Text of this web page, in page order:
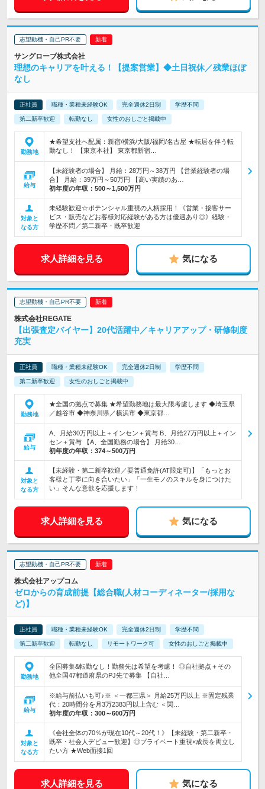
志望動機・自己PR不要
サングローブ株式会社
理想のキャリアを叶える！【提案営業】◆土日祝休／残業ほぼ
なし
正社員 職種・業種未経験OK 完全週休2日制 学歴不問
第二新卒歓迎 転勤なし 女性のおしごと掲載中
勤務地
★希望支社へ配属：新宿/横浜/大阪/福岡/名古屋 ★転居を伴う転
勤なし！ 【東京本社】 東京都新宿…
給与
【未経験者の場合】 月給：28万円～38万円 【営業経験者の場
合】 月給：39万円～50万円 【高い実績のあ…
初年度の年収： 500～1,500万円
対象と
なる方
未経験歓迎☆ポテンシャル重視の人柄採用！《営業・接客サー
ビス・販売などお客様対応経験がある方は優遇あり◎》経験・
学歴不問／第二新卒・既卒歓迎
求人詳細を見る 気になる
志望動機・自己PR不要
株式会社REGATE
【出張査定バイヤー】20代活躍中／キャリアアップ・研修制度
充実
正社員 職種・業種未経験OK 完全週休2日制 学歴不問
第二新卒歓迎 女性のおしごと掲載中
勤務地
★全国の拠点で募集 ★希望勤務地は最大限考慮します ◆埼玉県
／越谷市 ◆神奈川県／横浜市 ◆東京都…
給与
A、月給30万円以上＋インセン＋賞与 B、月給27万円以上＋イン
セン＋賞与 【A、全国勤務の場合】 月給30…
初年度の年収： 374～500万円
対象と
なる方
【未経験・第二新卒歓迎／要普通免許(AT限定可)】「もっとお
客様と丁寧に向き合いたい」「一生モノのスキルを身につけた
い」そんな意欲を応援します！
求人詳細を見る 気になる
志望動機・自己PR不要
株式会社アップコム
ゼロからの育成前提【総合職(人材コーディネーター/採用な
ど)】
正社員 職種・業種未経験OK 完全週休2日制 学歴不問
第二新卒歓迎 転勤なし リモートワーク可 女性のおしごと掲載中
勤務地
全国募集&転勤なし！勤務先は希望を考慮！ ◎自社拠点＋その
他全国47都道府県のPJ先で募集 【自社…
給与
※給与前払いも可♪※ ＜一都三県＞ 月給25万円以上 ※固定残業
代：20時間分を月3万2383円以上含む ＜関…
初年度の年収： 300～600万円
対象と
なる方
《会社全体の70％が現在10代～20代！》【未経験・第二新卒・
既卒・社会人デビュー歓迎】◎プライベート重視×成長を両立し
たい方 ★Web面接1回
求人詳細を見る 気になる